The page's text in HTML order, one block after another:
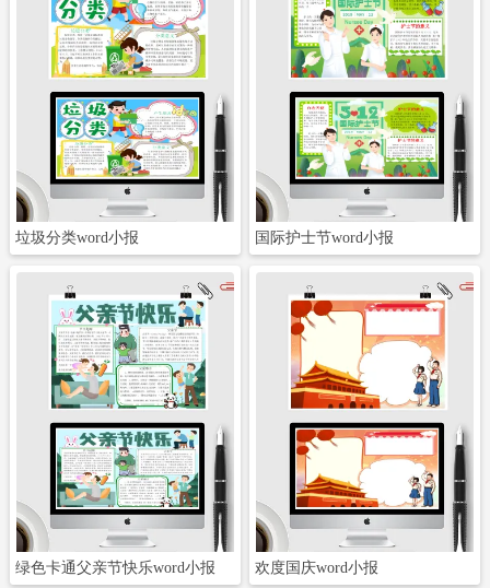
垃圾分类word小报 国际护士节word小报
立即下载
绿色卡通父亲节快乐word小报
立即下载
欢度国庆word小报
立即下载 立即下载